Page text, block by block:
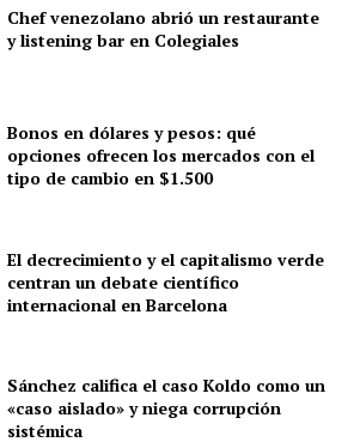
Chef venezolano abrió un restaurante
y listening bar en Colegiales
Bonos en dólares y pesos: qué
opciones ofrecen los mercados con el
tipo de cambio en $1.500
El decrecimiento y el capitalismo verde
centran un debate científico
internacional en Barcelona
Sánchez califica el caso Koldo como un
«caso aislado» y niega corrupción
sistémica